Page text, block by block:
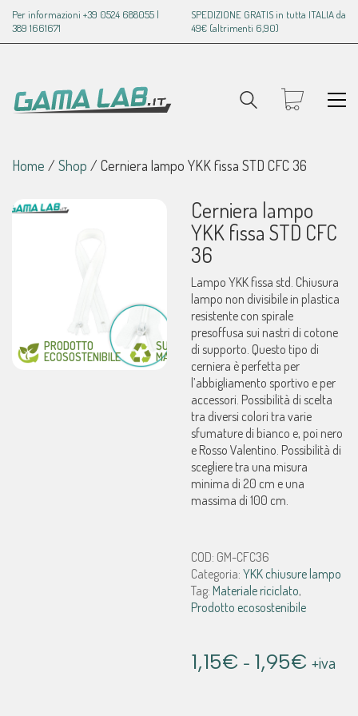
Per informazioni +39 0524 688055 |
389 1661671
SPEDIZIONE GRATIS in tutta ITALIA da
49€ (altrimenti 6,90)
Home / Shop / Cerniera lampo YKK fissa STD CFC 36
Cerniera lampo
YKK fissa STD CFC
36
Lampo YKK fissa std. Chiusura
lampo non divisibile in plastica
resistente con spirale
presoffusa sui nastri di cotone
di supporto. Questo tipo di
cerniera è perfetta per
l’abbigliamento sportivo e per
accessori. Possibilità di scelta
tra diversi colori tra varie
sfumature di bianco e, poi nero
e Rosso Valentino. Possibilità di
scegliere tra una misura
minima di 20 cm e una
massima di 100 cm.
COD: GM-CFC36
Categoria: YKK chiusure lampo
Tag: Materiale riciclato,
Prodotto ecosostenibile
1,15€ - 1,95€ Fascia
+iva